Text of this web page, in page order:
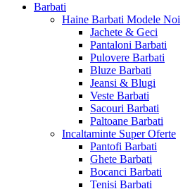
Barbati
Haine Barbati Modele Noi
Jachete & Geci
Pantaloni Barbati
Pulovere Barbati
Bluze Barbati
Jeansi & Blugi
Veste Barbati
Sacouri Barbati
Paltoane Barbati
Incaltaminte Super Oferte
Pantofi Barbati
Ghete Barbati
Bocanci Barbati
Tenisi Barbati